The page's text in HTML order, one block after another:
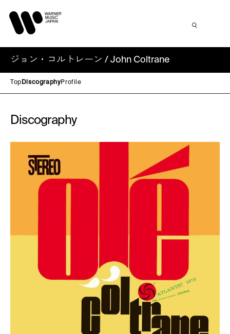
ジョン・コルトレーン / John Coltrane
Top DiscographyProfile
Discography